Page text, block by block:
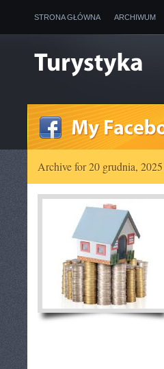
STRONA GŁÓWNA ARCHIWUM
Archive for 20 grudnia, 2025